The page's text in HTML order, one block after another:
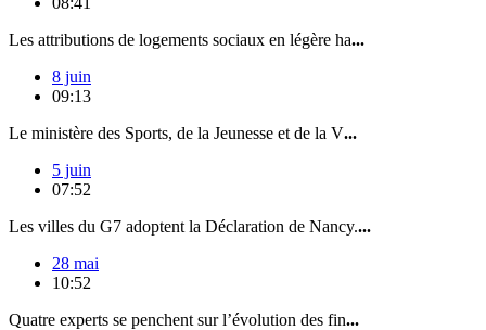
Les attributions de logements sociaux en légère ha...
8 juin
09:13
Le ministère des Sports, de la Jeunesse et de la V...
5 juin
07:52
Les villes du G7 adoptent la Déclaration de Nancy....
28 mai
10:52
Quatre experts se penchent sur l’évolution des fin...